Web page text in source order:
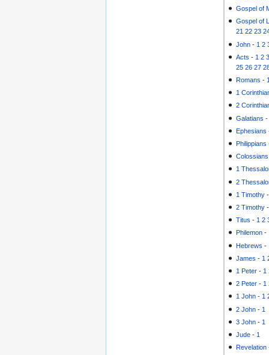
Gospel of
Gospel of
21 22 23
John - 1 2
Acts - 1 2
25 26 27
Romans -
1
2
Galatians
Ephesians
Philippians
Colossians
1
2
1 Timothy
2 Timothy
Titus - 1 2
Philemon -
Hebrews -
James - 1
1 Peter - 1
2 Peter - 1
1 John -1
2 John - 1
3 John - 1
Jude - 1
Revelation